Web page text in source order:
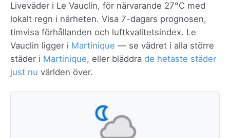
Liveväder i Le Vauclin, för närvarande 27°C med
lokalt regn i närheten. Visa 7-dagars prognosen,
timvisa förhållanden och luftkvalitetsindex. Le
Vauclin ligger i Martinique — se vädret i alla större
städer i Martinique, eller bläddra de hetaste städer
just nu världen över.